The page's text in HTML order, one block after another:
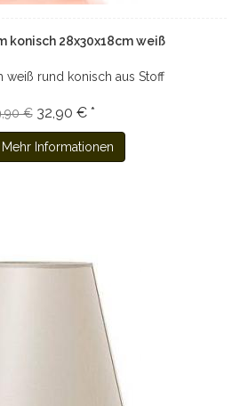
konisch 28x30x18cm weiß
weiß rund konisch aus Stoff
€ 32,90 € *
Mehr Informationen